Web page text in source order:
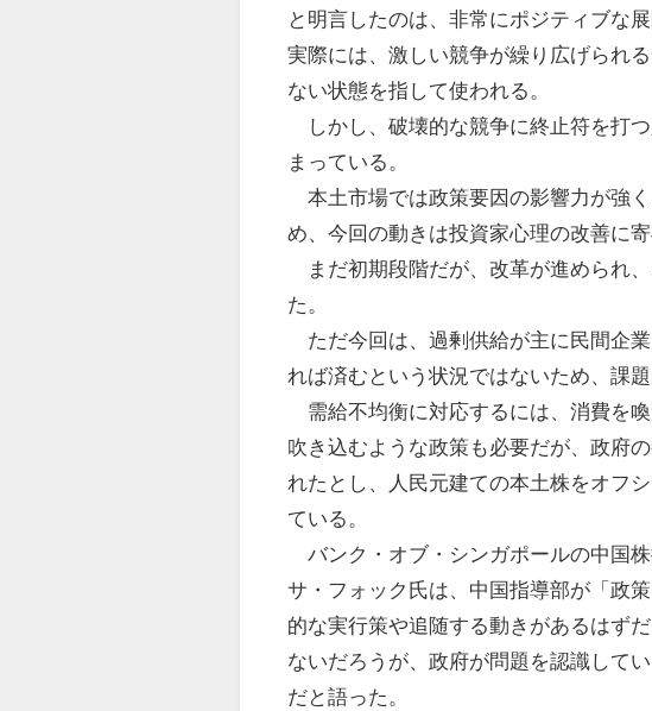
と明言したのは、非常にポジティブな展
実際には、激しい競争が繰り広げられ
ない状態を指して使われる。
しかし、破壊的な競争に終止符を打
まっている。
本土市場では政策要因の影響力が強
め、今回の動きは投資家心理の改善に寄
まだ初期段階だが、改革が進められ
た。
ただ今回は、過剰供給が主に民間企
れば済むという状況ではないため、課
需給不均衡に対応するには、消費を
吹き込むような政策も必要だが、政府
れたとし、人民元建ての本土株をオフ
ている。
バンク・オブ・シンガポールの中国
サ・フォック氏は、中国指導部が「政
的な実行策や追随する動きがあるはず
ないだろうが、政府が問題を認識して
だと語った。